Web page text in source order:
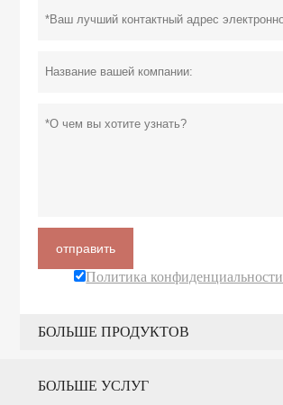
отправить
Политика конфиденциальности
БОЛЬШЕ ПРОДУКТОВ
БОЛЬШЕ УСЛУГ